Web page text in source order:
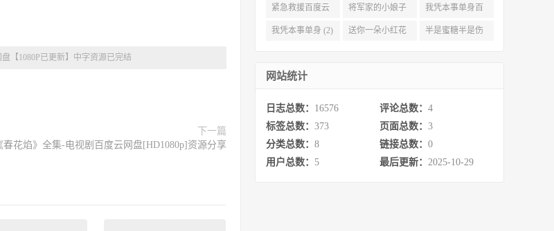
【1080P已更新】中字资源已完结
下一篇
春花焰》全集-电视剧百度云网盘[HD1080p]资源分享
云 (3) 完整网盘 (3) (3)
紧急救援百度云
资源 (2)
将军家的小娘子
百度云 (2)
我凭本事单身百
度云资源 (2)
我凭本事单身 (2) 送你一朵小红花 半是蜜糖半是伤
网站统计
日志总数： 16576 评论总数： 4
标签总数： 373 页面总数： 3
分类总数： 8 链接总数： 0
用户总数： 5 最后更新： 2025-10-29